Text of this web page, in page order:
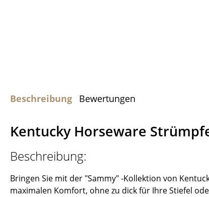
Beschreibung Bewertungen
Kentucky Horseware
Beschreibung:
Bringen Sie mit der "Sammy" -Kollektion von
maximalen Komfort, ohne zu dick für Ihre Stiefel